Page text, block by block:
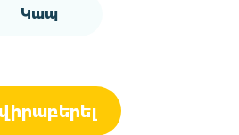
Կապ